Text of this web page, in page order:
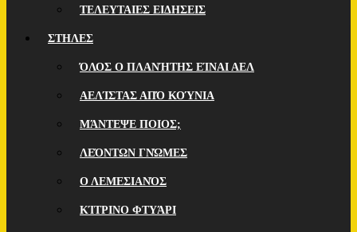
ΤΕΛΕΥΤΑΙΕΣ ΕΙΔΗΣΕΙΣ
ΣΤΗΛΕΣ
ΌΛΟΣ Ο ΠΛΑΝΉΤΗΣ ΕΊΝΑΙ ΑΕΛ
ΑΕΛΊΣΤΑΣ ΑΠΌ ΚΟΎΝΙΑ
ΜΆΝΤΕΨΕ ΠΟΙOΣ;
ΛΕΌΝΤΩΝ ΓΝΏΜΕΣ
Ο ΛΕΜΕΣΙΑΝΌΣ
ΚΊΤΡΙΝΟ ΦΤΥΆΡΙ